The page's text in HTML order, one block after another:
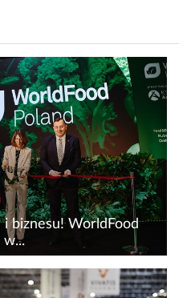
biznesu! WorldFood
w...
14–16 kwietnia br.
Warszawie&nbsp;–